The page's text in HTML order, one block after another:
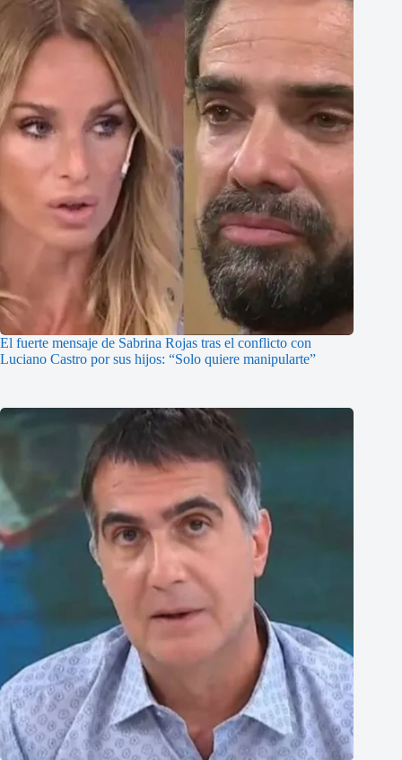
El fuerte mensaje de Sabrina Rojas tras el conflicto con
Luciano Castro por sus hijos: “Solo quiere manipularte”